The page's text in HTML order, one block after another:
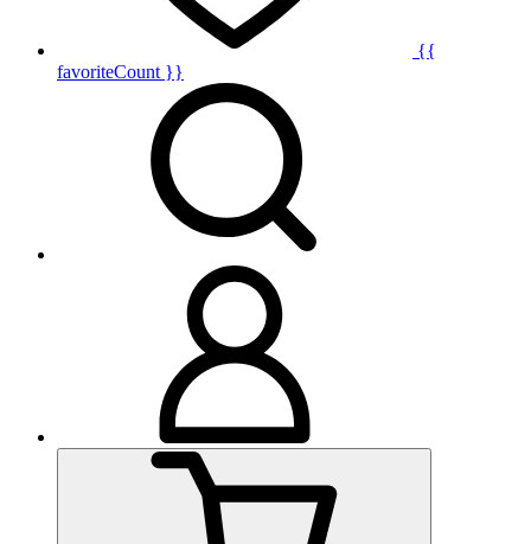
{{
favoriteCount }}